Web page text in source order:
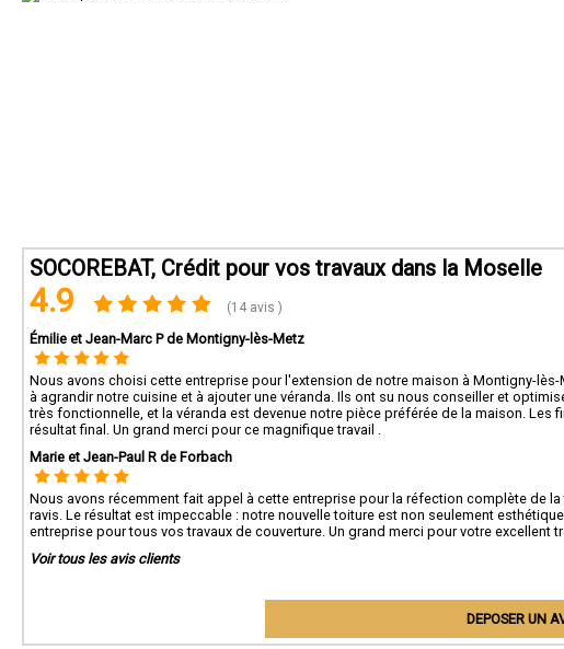
SOCOREBAT, Crédit pour vos travaux dans la Moselle
4.9 (14 avis )
Émilie et Jean-Marc P de Montigny-lès-Metz
Nous avons choisi cette entreprise pour l'extension de notre maison à Montigny-
à agrandir notre cuisine et à ajouter une véranda. Ils ont su nous conseiller et
très fonctionnelle, et la véranda est devenue notre pièce préférée de la maison.
résultat final. Un grand merci pour ce magnifique travail .
Marie et Jean-Paul R de Forbach
Nous avons récemment fait appel à cette entreprise pour la réfection complète de
ravis. Le résultat est impeccable : notre nouvelle toiture est non seulement
entreprise pour tous vos travaux de couverture. Un grand merci pour votre excellent
Voir tous les avis clients
DEPOSER UN